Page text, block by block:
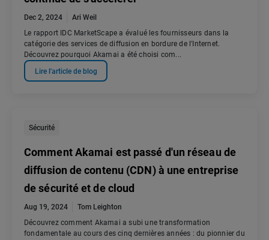
Dec 2, 2024
Ari Weil
Le rapport IDC MarketScape a évalué les fournisseurs dans la
catégorie des services de diffusion en bordure de l'Internet.
Découvrez pourquoi Akamai a été choisi com...
Lire l'article de blog
Sécurité
Comment Akamai est passé d'un réseau de
diffusion de contenu (CDN) à une entreprise
de sécurité et de cloud
Aug 19, 2024
Tom Leighton
Découvrez comment Akamai a subi une transformation
fondamentale au cours des cinq dernières années : du pionnier du